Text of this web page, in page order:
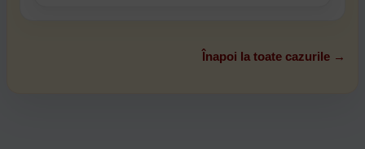
Înapoi la toate cazurile →